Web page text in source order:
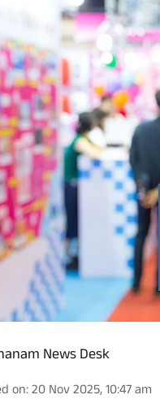
News Desk
on:20 Nov 2025, 10:47 am